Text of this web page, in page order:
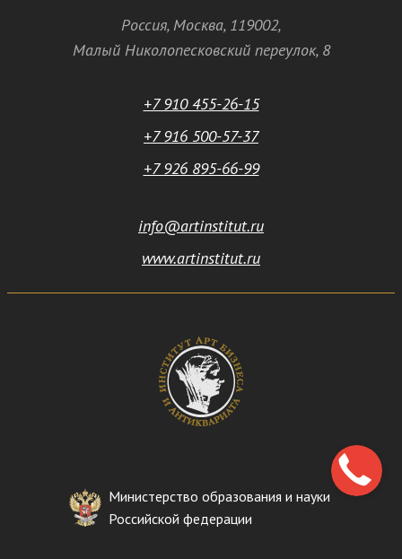
Россия, Москва, 119002,
Малый Николопесковский переулок,8
+7 910 455-26-15
+7 916 500-57-37
+7 926 895-66-99
info@artinstitut.ru
www.artinstitut.ru
Министерство образования и науки
Российской федерации